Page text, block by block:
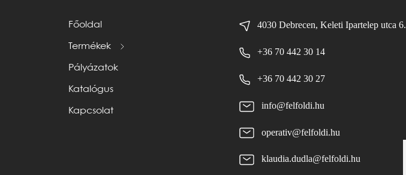
Főoldal
Termékek
Pályázatok
Katalógus
Kapcsolat
4030 Debrecen, Keleti Ipartelep utca 6.
+36 70 442 30 14
+36 70 442 30 27
info@felfoldi.hu
operativ@felfoldi.hu
klaudia.dudla@felfoldi.hu